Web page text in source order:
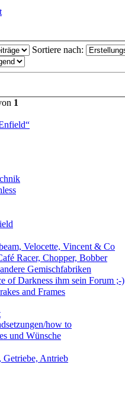
Sortiere nach:
1
Velocette, Vincent & Co
Racer, Chopper, Bobber
Gemischfabriken
of Darkness ihm sein Forum ;-)
and Frames
how to
und Wünsche
Antrieb